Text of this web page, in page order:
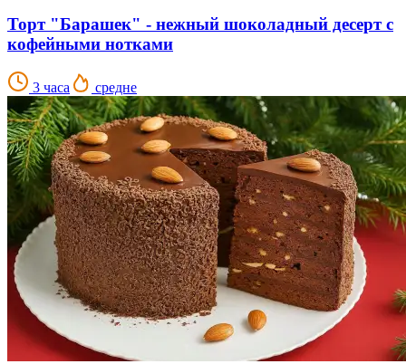
Торт "Барашек" - нежный шоколадный десерт с
кофейными нотками
3 часа средне